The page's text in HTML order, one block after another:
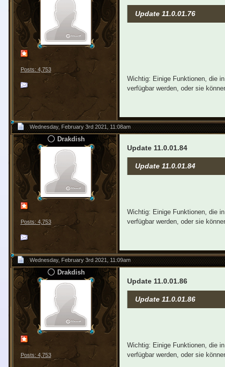
Posts: 4,753
Update 11.0.01.76
Wichtig: Einige Funktionen, die
verfügbar werden, oder sie
Wednesday, February 3rd 2021, 11:08am
Drakdish
Posts: 4,753
Update 11.0.01.84
Update 11.0.01.84
Wichtig: Einige Funktionen, die
verfügbar werden, oder sie
Wednesday, February 3rd 2021, 11:09am
Drakdish
Posts: 4,753
Update 11.0.01.86
Update 11.0.01.86
Wichtig: Einige Funktionen, die
verfügbar werden, oder sie